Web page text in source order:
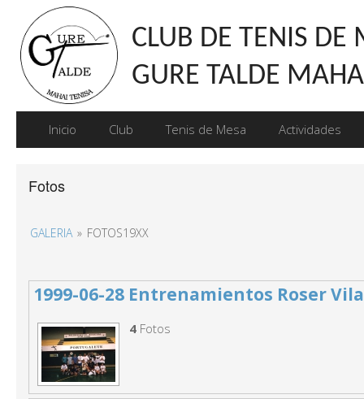
CLUB DE TENIS DE
GURE TALDE
Inicio Club Tenis de Mesa Actividades
Fotos
GALERIA » FOTOS19XX
1999-06-28 Entrenamientos Roser Vila
4 Fotos